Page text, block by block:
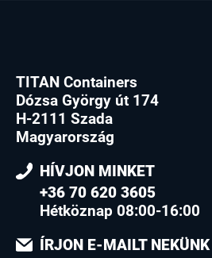
TITAN Containers
Dózsa György út 174
H-2111 Szada
Magyarország
HÍVJON MINKET
+36 70 620 3605
Hétköznap 08:00-16:00
ÍRJON E-MAILT NEKÜNK